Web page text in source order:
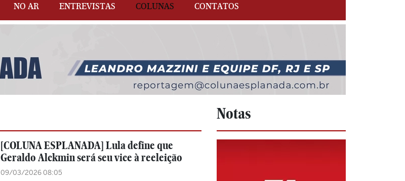
NO AR ENTREVISTAS COLUNAS CONTATOS
[COLUNA ESPLANADA] Lula define que
Geraldo Alckmin será seu vice à reeleição
09/03/2026 08:05
Notas